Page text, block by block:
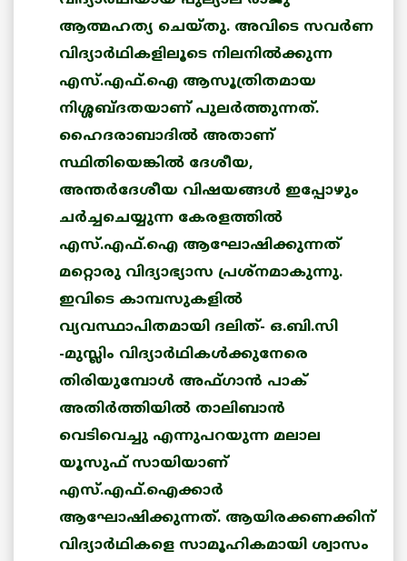
ആത്മഹത്യ ചെയ്തു. അവിടെ സവര്‍ണ
വിദ്യാര്‍ഥികളിലൂടെ നിലനില്‍ക്കുന്ന
എസ്.എഫ്.ഐ ആസൂത്രിതമായ
നിശ്ശബ്ദതയാണ് പുലര്‍ത്തുന്നത്.
ഹൈദരാബാദില്‍ അതാണ്
സ്ഥിതിയെങ്കില്‍ ദേശീയ,
അന്തര്‍ദേശീയ വിഷയങ്ങള്‍ ഇപ്പോഴും
ചര്‍ച്ചചെയ്യുന്ന കേരളത്തില്‍
എസ്.എഫ്.ഐ ആഘോഷിക്കുന്നത്
മറ്റൊരു വിദ്യാഭ്യാസ പ്രശ്നമാകുന്നു.
ഇവിടെ കാമ്പസുകളില്‍
വ്യവസ്ഥാപിതമായി ദലിത്- ഒ.ബി.സി
-മുസ്ലിം വിദ്യാര്‍ഥികള്‍ക്കുനേരെ
തിരിയുമ്പോള്‍ അഫ്ഗാന്‍ പാക്
അതിര്‍ത്തിയില്‍ താലിബാന്‍
വെടിവെച്ചു എന്നുപറയുന്ന മലാല
യൂസുഫ് സായിയാണ്
എസ്.എഫ്.ഐക്കാര്‍
ആഘോഷിക്കുന്നത്. ആയിരക്കണക്കിന്
വിദ്യാര്‍ഥികളെ സാമൂഹികമായി ശ്വാസം